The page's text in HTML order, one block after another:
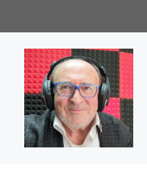
al
contenuto